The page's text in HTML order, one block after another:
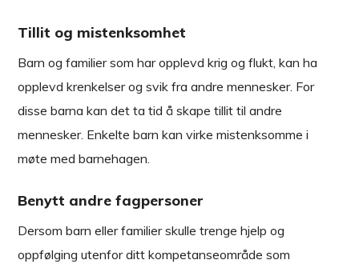
Tillit og mistenksomhet
Barn og familier som har opplevd krig og flukt, kan ha
opplevd krenkelser og svik fra andre mennesker. For
disse barna kan det ta tid å skape tillit til andre
mennesker. Enkelte barn kan virke mistenksomme i
møte med barnehagen.
Benytt andre fagpersoner
Dersom barn eller familier skulle trenge hjelp og
oppfølging utenfor ditt kompetanseområde som